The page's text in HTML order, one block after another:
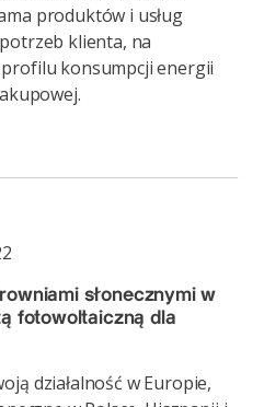
produktów i usług
klienta, na
konsumpcji energii
słonecznymi w
fotowoltaiczną dla
działalność w Europie,